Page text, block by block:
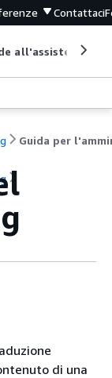
Contattaci
all'assistenza
di una